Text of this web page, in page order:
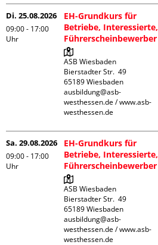
Di. 25.08.2026
09:00 - 17:00
Uhr
EH-Grundkurs für
Betriebe, Interessierte,
Führerscheinbewerber
ASB Wiesbaden
Bierstadter Str.  49
65189 Wiesbaden
ausbildung@asb-
westhessen.de / www.asb-
westhessen.de
Sa. 29.08.2026
09:00 - 17:00
Uhr
EH-Grundkurs für
Betriebe, Interessierte,
Führerscheinbewerber
ASB Wiesbaden
Bierstadter Str.  49
65189 Wiesbaden
ausbildung@asb-
westhessen.de / www.asb-
westhessen.de